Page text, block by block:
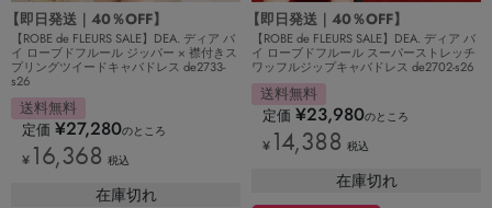
【即日発送｜40％OFF】
【ROBE de FLEURS SALE】DEA. ディア バ
イ ローブドフルール ジッパー × 襟付きス
プリングツイードキャバドレス de2733-
s26
送料無料
定価 ¥27,280のところ
¥ 16,368 税込
在庫切れ
【即日発送｜40％OFF】
【ROBE de FLEURS SALE】DEA. ディア バ
イ ローブドフルール スーパーストレッチ
ワッフルジップキャバドレス de2702-s26
送料無料
定価 ¥23,980のところ
¥ 14,388 税込
在庫切れ